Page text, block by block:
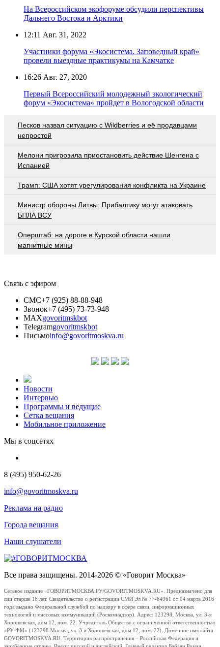
На Всероссийском экофоруме обсудили перспективы
Дальнего Востока и Арктики
12:11 Авг. 31, 2022
Участники форума «Экосистема. Заповедный край»
провели выездные практикумы на Камчатке
16:26 Авг. 27, 2020
Первый Всероссийский молодежный экологический
форум «Экосистема» пройдет в Вологодской области
Песков назвал ситуацию с Wildberries и её продавцами
непростой
Мелони пригрозила приостановить действие Шенгена с
Испанией
Трамп: США хотят урегулирования конфликта на Украине
Министр обороны Литвы: Прибалтику могут атаковать
БПЛА ВСУ
Оперштаб: на дороге в Курской области нашли
магнитные мины
Связь с эфиром
СМС+7 (925) 88-88-948
Звонок+7 (495) 73-73-948
MAXgovoritmskbot
Telegramgovoritmskbot
Письмоinfo@govoritmoskva.ru
Новости
Интервью
Программы и ведущие
Сетка вещания
Мобильное приложение
Мы в соцсетях
8 (495) 950-62-26
info@govoritmoskva.ru
Реклама на радио
Города вещания
Наши слушатели
Все права защищены. 2014-2026 © «Говорит Москва»
Сетевое издание «ГОВОРИТМОСКВА.РУ/GOVORITMOSKVA.RU». Предназначено для
лиц старше 16 лет. Свидетельство о регистрации СМИ Эл № 77-64961 от 04 марта 2016
года выдано Федеральной службой по надзору в сфере связи, информационных
технологий и массовых коммуникаций (Роскомнадзор). Адрес: 123298, Москва, ул. 3-я
Хорошевская, дом 12, пом. 22. Учредитель Общество с ограниченной ответственностью
«РУ ФМ» (123298 Москва, ул. 3-я Хорошевская, дом 12, пом. 22). Доменное имя сайта
GOVORITMOSKVA.RU. Территория распространения – Российская Федерация и